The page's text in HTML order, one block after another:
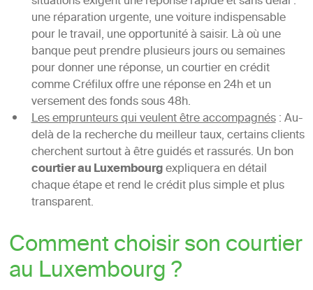
une réparation urgente, une voiture indispensable
pour le travail, une opportunité à saisir. Là où une
banque peut prendre plusieurs jours ou semaines
pour donner une réponse, un courtier en crédit
comme Créfilux offre une réponse en 24h et un
versement des fonds sous 48h.
Les emprunteurs qui veulent être accompagnés: Au-
delà de la recherche du meilleur taux, certains clients
cherchent surtout à être guidés et rassurés. Un bon
courtier au Luxembourgexpliquera en détail
chaque étape et rend le crédit plus simple et plus
transparent.
Comment choisir son courtier
au Luxembourg ?